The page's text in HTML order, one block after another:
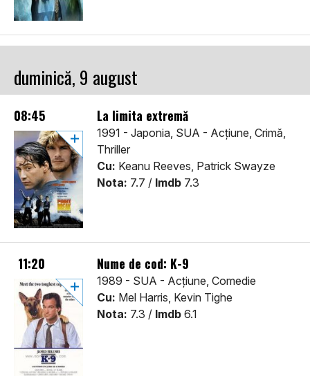
duminică, 9 august
08:45 La limita extremă
1991 - Japonia, SUA - Acţiune, Crimă,
Thriller
Cu: Keanu Reeves, Patrick Swayze
Nota: 7.7 / Imdb 7.3
11:20 Nume de cod: K-9
1989 - SUA - Acţiune, Comedie
Cu: Mel Harris, Kevin Tighe
Nota: 7.3 / Imdb 6.1